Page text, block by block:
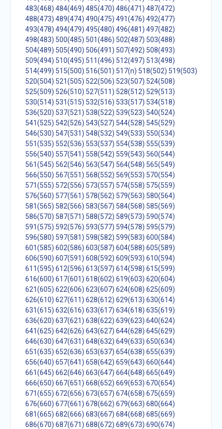
483(468) 484(469) 485(470) 486(471) 487(472)
488(473) 489(474) 490(475) 491(476) 492(477)
493(478) 494(479) 495(480) 496(481) 497(482)
498(483) 500(485) 501(486) 502(487) 503(488)
504(489) 505(490) 506(491) 507(492) 508(493)
509(494) 510(495) 511(496) 512(497) 513(498)
514(499) 515(500) 516(501) 517(n) 518(502) 519(503)
520(504) 521(505) 522(506) 523(507) 524(508)
525(509) 526(510) 527(511) 528(512) 529(513)
530(514) 531(515) 532(516) 533(517) 534(518)
536(520) 537(521) 538(522) 539(523) 540(524)
541(525) 542(526) 543(527) 544(528) 545(529)
546(530) 547(531) 548(532) 549(533) 550(534)
551(535) 552(536) 553(537) 554(538) 555(539)
556(540) 557(541) 558(542) 559(543) 560(544)
561(545) 562(546) 563(547) 564(548) 565(549)
566(550) 567(551) 568(552) 569(553) 570(554)
571(555) 572(556) 573(557) 574(558) 575(559)
576(560) 577(561) 578(562) 579(563) 580(564)
581(565) 582(566) 583(567) 584(568) 585(569)
586(570) 587(571) 588(572) 589(573) 590(574)
591(575) 592(576) 593(577) 594(578) 595(579)
596(580) 597(581) 598(582) 599(583) 600(584)
601(585) 602(586) 603(587) 604(588) 605(589)
606(590) 607(591) 608(592) 609(593) 610(594)
611(595) 612(596) 613(597) 614(598) 615(599)
616(600) 617(601) 618(602) 619(603) 620(604)
621(605) 622(606) 623(607) 624(608) 625(609)
626(610) 627(611) 628(612) 629(613) 630(614)
631(615) 632(616) 633(617) 634(618) 635(619)
636(620) 637(621) 638(622) 639(623) 640(624)
641(625) 642(626) 643(627) 644(628) 645(629)
646(630) 647(631) 648(632) 649(633) 650(634)
651(635) 652(636) 653(637) 654(638) 655(639)
656(640) 657(641) 658(642) 659(643) 660(644)
661(645) 662(646) 663(647) 664(648) 665(649)
666(650) 667(651) 668(652) 669(653) 670(654)
671(655) 672(656) 673(657) 674(658) 675(659)
676(660) 677(661) 678(662) 679(663) 680(664)
681(665) 682(666) 683(667) 684(668) 685(669)
686(670) 687(671) 688(672) 689(673) 690(674)